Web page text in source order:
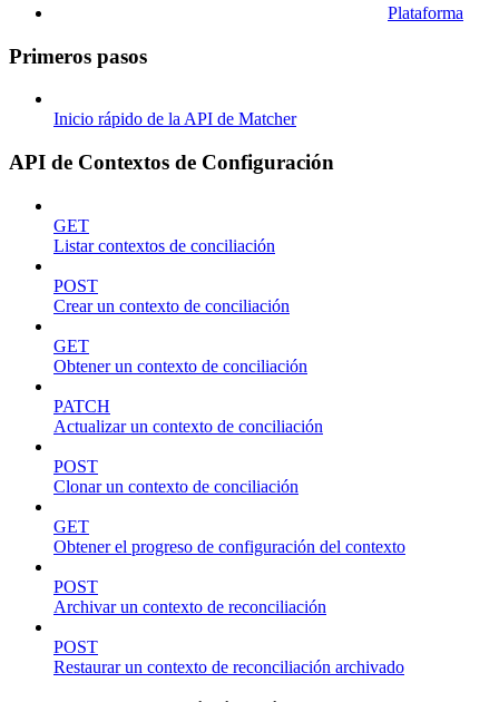
Plataforma
Primeros pasos
Inicio rápido de la API de Matcher
API de Contextos de Configuración
GET
Listar contextos de conciliación
POST
Crear un contexto de conciliación
GET
Obtener un contexto de conciliación
PATCH
Actualizar un contexto de conciliación
POST
Clonar un contexto de conciliación
GET
Obtener el progreso de configuración del contexto
POST
Archivar un contexto de reconciliación
POST
Restaurar un contexto de reconciliación archivado